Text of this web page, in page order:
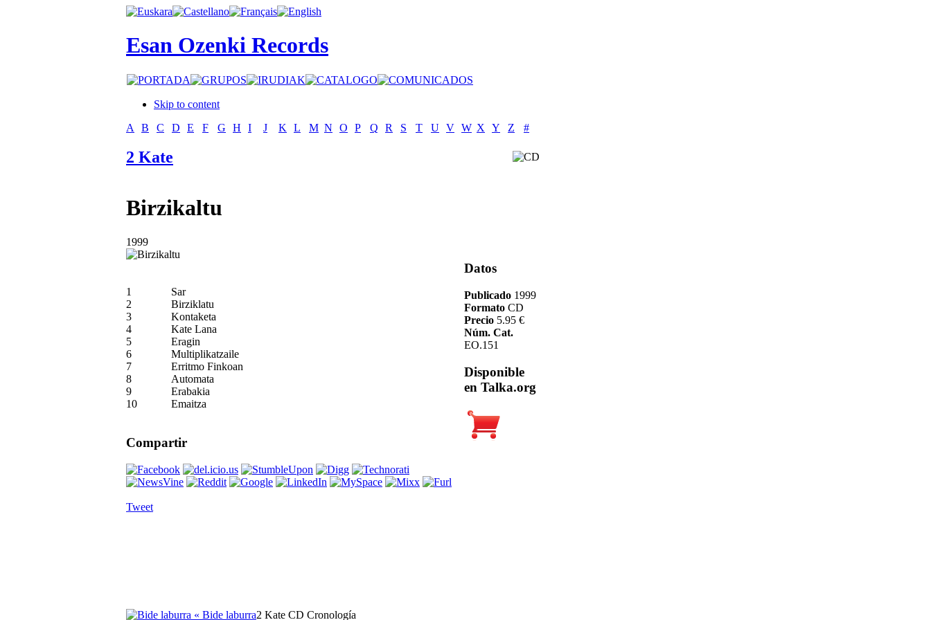
Esan Ozenki Records
Skip to content
A
B C D E F G H I J K L M N O P Q R S T U V W X Y Z #
2 Kate
Birzikaltu
1999
1
Sar
2
Birziklatu
3
Kontaketa
4
Kate Lana
5
Eragin
6
Multiplikatzaile
7
Erritmo Finkoan
8
Automata
9
Erabakia
10
Emaitza
Compartir
Tweet
Datos
Publicado 1999
Formato CD
Precio 5.95 €
Núm. Cat.
EO.151
Disponible
en Talka.org
« Bide laburra2 Kate CD Cronología